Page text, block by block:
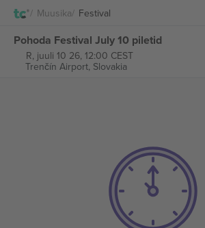
Muusika Festival
Pohoda Festival July 10 piletid
R, juuli 10 26, 12:00 CEST
Trenčín Airport, Slovakia